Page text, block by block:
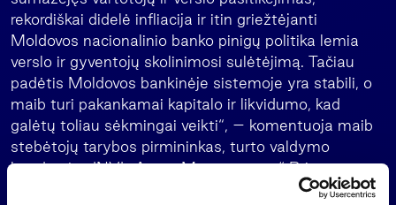
rekordiškai didelė infliacija ir itin griežtėjanti
Moldovos nacionalinio banko pinigų politika lemia
verslo ir gyventojų skolinimosi sulėtėjimą. Tačiau
padėtis Moldovos bankinėje sistemoje yra stabili, o
maib turi pakankamai kapitalo ir likvidumo, kad
galėtų toliau sėkmingai veikti“, – komentuoja maib
stebėtojų tarybos pirmininkas, turto valdymo
bendrovės „INVL Asset Management“ Privataus
kapitalo padalinio vadovas Vytautas Plunksnis.